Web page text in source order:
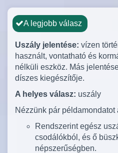
A legjobb válasz
Uszály jelentése: vízen
használt, vontatható és
nélküli eszköz. Más
díszes kiegészítője.
A helyes válasz: uszály
Nézzünk pár példamondatot
Rendszerint egész
csodálókból, és ő
népszerűségben.